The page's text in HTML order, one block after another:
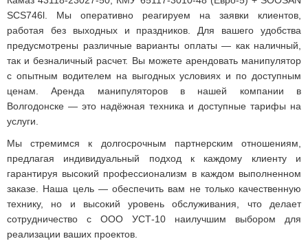
SCS746l. Мы оперативно реагируем на заявки клиентов,
работая без выходных и праздников. Для вашего удобства
предусмотрены различные варианты оплаты — как наличный,
так и безналичный расчет. Вы можете арендовать манипулятор
с опытным водителем на выгодных условиях и по доступным
ценам. Аренда манипуляторов в нашей компании в
Волгодонске — это надёжная техника и доступные тарифы на
услуги.
Мы стремимся к долгосрочным партнерским отношениям,
предлагая индивидуальный подход к каждому клиенту и
гарантируя высокий профессионализм в каждом выполненном
заказе. Наша цель — обеспечить вам не только качественную
технику, но и высокий уровень обслуживания, что делает
сотрудничество с ООО УСТ-10 наилучшим выбором для
реализации ваших проектов.